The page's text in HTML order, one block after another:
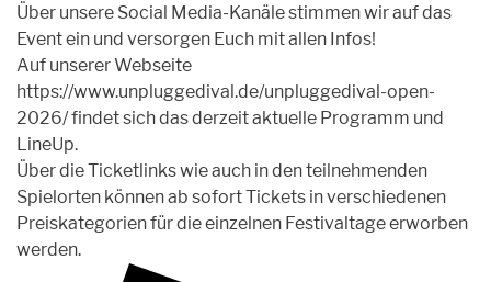
Über unsere Social Media-Kanäle stimmen wir auf das
Event ein und versorgen Euch mit allen Infos!
Auf unserer Webseite
https://www.unpluggedival.de/unpluggedival-open-
2026/ findet sich das derzeit aktuelle Programm und
LineUp.
Über die Ticketlinks wie auch in den teilnehmenden
Spielorten können ab sofort Tickets in verschiedenen
Preiskategorien für die einzelnen Festivaltage erworben
werden.